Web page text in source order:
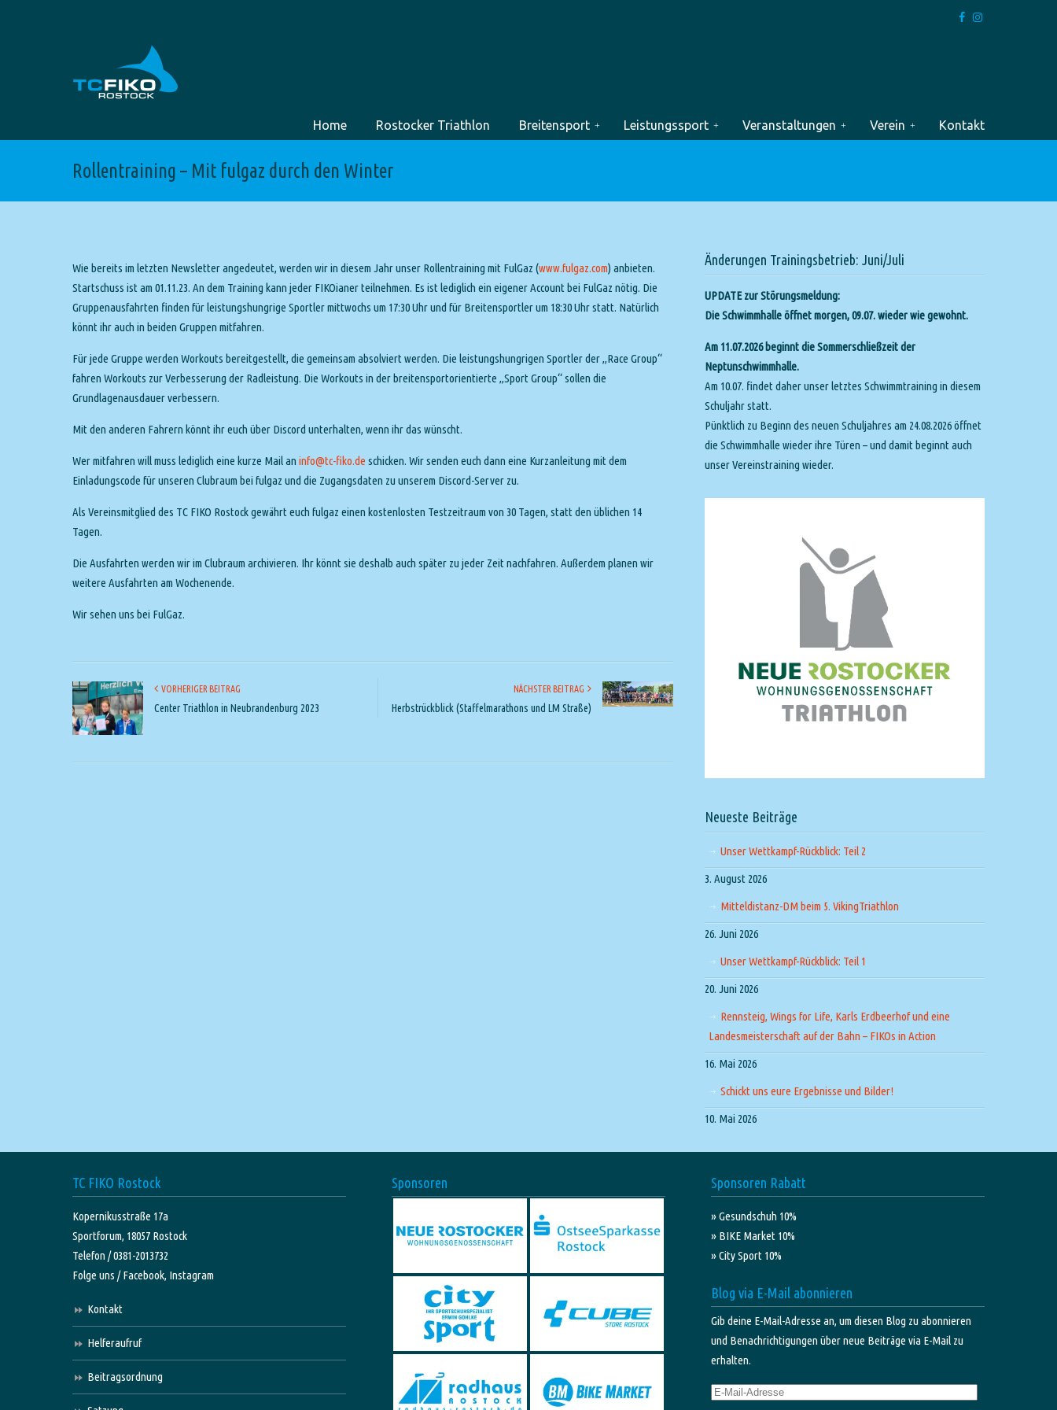
Home Rostocker Triathlon Breitensport Leistungssport Veranstaltungen Verein Kontakt
Rollentraining – Mit fulgaz durch den Winter
Wie bereits im letzten Newsletter angedeutet, werden wir in diesem Jahr unser Rollentraining mit FulGaz (www.fulgaz.com) anbieten.
Startschuss ist am 01.11.23. An dem Training kann jeder FIKOianer teilnehmen. Es ist lediglich ein eigener Account bei FulGaz nötig. Die
Gruppenausfahrten finden für leistungshungrige Sportler mittwochs um 17:30 Uhr und für Breitensportler um 18:30 Uhr statt. Natürlich
könnt ihr auch in beiden Gruppen mitfahren.
Für jede Gruppe werden Workouts bereitgestellt, die gemeinsam absolviert werden. Die leistungshungrigen Sportler der „Race Group“
fahren Workouts zur Verbesserung der Radleistung. Die Workouts in der breitensportorientierte „Sport Group“ sollen die
Grundlagenausdauer verbessern.
Mit den anderen Fahrern könnt ihr euch über Discord unterhalten, wenn ihr das wünscht.
Wer mitfahren will muss lediglich eine kurze Mail an info@tc-fiko.de schicken. Wir senden euch dann eine Kurzanleitung mit dem
Einladungscode für unseren Clubraum bei fulgaz und die Zugangsdaten zu unserem Discord-Server zu.
Als Vereinsmitglied des TC FIKO Rostock gewährt euch fulgaz einen kostenlosten Testzeitraum von 30 Tagen, statt den üblichen 14
Tagen.
Die Ausfahrten werden wir im Clubraum archivieren. Ihr könnt sie deshalb auch später zu jeder Zeit nachfahren. Außerdem planen wir
weitere Ausfahrten am Wochenende.
Wir sehen uns bei FulGaz.
VORHERIGER BEITRAG
Center Triathlon in Neubrandenburg 2023
NÄCHSTER BEITRAG
Herbstrückblick (Staffelmarathons und LM Straße)
Änderungen Trainingsbetrieb: Juni/Juli
UPDATE zur Störungsmeldung:
Die Schwimmhalle öffnet morgen, 09.07. wieder wie gewohnt.
Am 11.07.2026 beginnt die Sommerschließzeit der
Neptunschwimmhalle.
Am 10.07. findet daher unser letztes Schwimmtraining in diesem
Schuljahr statt.
Pünktlich zu Beginn des neuen Schuljahres am 24.08.2026 öffnet
die Schwimmhalle wieder ihre Türen – und damit beginnt auch
unser Vereinstraining wieder.
Neueste Beiträge
Unser Wettkampf-Rückblick: Teil 2
3. August 2026
Mitteldistanz-DM beim 5. VikingTriathlon
26. Juni 2026
Unser Wettkampf-Rückblick: Teil 1
20. Juni 2026
Rennsteig, Wings for Life, Karls Erdbeerhof und eine
Landesmeisterschaft auf der Bahn – FIKOs in Action
16. Mai 2026
Schickt uns eure Ergebnisse und Bilder!
10. Mai 2026
TC FIKO Rostock
Kopernikusstraße 17a
Sportforum, 18057 Rostock
Telefon / 0381-2013732
Folge uns /Facebook, Instagram
Kontakt
Helferaufruf
Beitragsordnung
Sponsoren Sponsoren Rabatt
» Gesundschuh 10%
» BIKE Market 10%
» City Sport 10%
Blog via E-Mail abonnieren
Gib deine E-Mail-Adresse an, um diesen Blog zu abonnieren
und Benachrichtigungen über neue Beiträge via E-Mail zu
erhalten.
E-